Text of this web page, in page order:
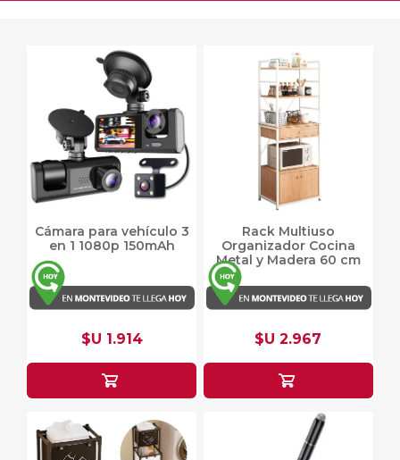
Cámara para vehículo 3
en 1 1080p 150mAh
$U 1.914
Rack Multiuso
Organizador Cocina
Metal y Madera 60 cm
$U 2.967